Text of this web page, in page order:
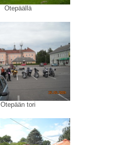
Otepäällä
Otepään tori